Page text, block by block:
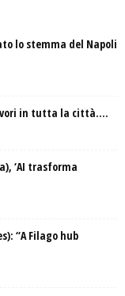
lo stemma del Napoli
in tutta la città....
‘AI trasforma
“A Filago hub